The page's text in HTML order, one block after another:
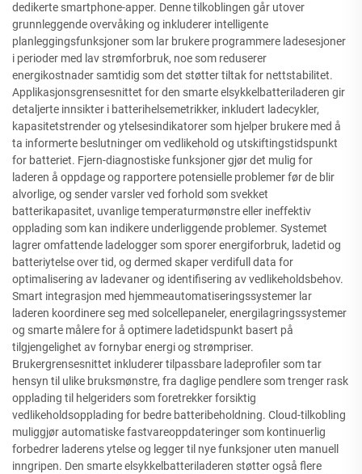
dedikerte smartphone-apper. Denne tilkoblingen går utover
grunnleggende overvåking og inkluderer intelligente
planleggingsfunksjoner som lar brukere programmere ladesesjoner
i perioder med lav strømforbruk, noe som reduserer
energikostnader samtidig som det støtter tiltak for nettstabilitet.
Applikasjonsgrensesnittet for den smarte elsykkelbatteriladeren gir
detaljerte innsikter i batterihelsemetrikker, inkludert ladecykler,
kapasitetstrender og ytelsesindikatorer som hjelper brukere med å
ta informerte beslutninger om vedlikehold og utskiftingstidspunkt
for batteriet. Fjern-diagnostiske funksjoner gjør det mulig for
laderen å oppdage og rapportere potensielle problemer før de blir
alvorlige, og sender varsler ved forhold som svekket
batterikapasitet, uvanlige temperaturmønstre eller ineffektiv
opplading som kan indikere underliggende problemer. Systemet
lagrer omfattende ladelogger som sporer energiforbruk, ladetid og
batteriytelse over tid, og dermed skaper verdifull data for
optimalisering av ladevaner og identifisering av vedlikeholdsbehov.
Smart integrasjon med hjemmeautomatiseringssystemer lar
laderen koordinere seg med solcellepaneler, energilagringssystemer
og smarte målere for å optimere ladetidspunkt basert på
tilgjengelighet av fornybar energi og strømpriser.
Brukergrensesnittet inkluderer tilpassbare ladeprofiler som tar
hensyn til ulike bruksmønstre, fra daglige pendlere som trenger rask
opplading til helgeriders som foretrekker forsiktig
vedlikeholdsopplading for bedre batteribeholdning. Cloud-tilkobling
muliggjør automatiske fastvareoppdateringer som kontinuerlig
forbedrer laderens ytelse og legger til nye funksjoner uten manuell
inngripen. Den smarte elsykkelbatteriladeren støtter også flere